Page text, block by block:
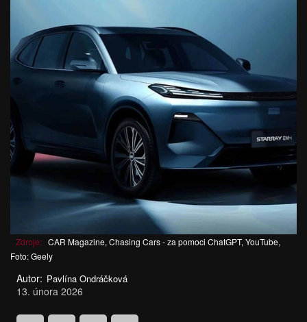
Zdroje: CAR Magazine, Chasing Cars - za pomoci ChatGPT, YouTube,
Foto: Geely
Autor: Pavlína Ondráčková
13. února 2026